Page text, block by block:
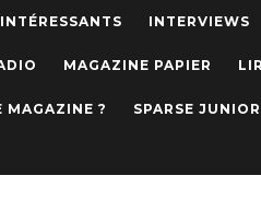
INTERVIEWS
MAGAZINE PAPIER
MAGAZINE ? SPARSE JUNIOR